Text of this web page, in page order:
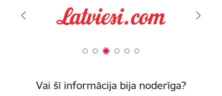
Vai šī informācija bija noderīga?